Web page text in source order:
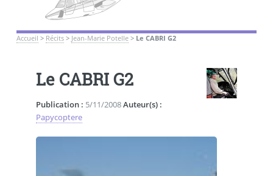
Accueil > Récits> Jean-Marie Potelle> Le CABRI G2
Le CABRI G2
Publication : 5/11/2008Auteur(s) :
Papycoptere